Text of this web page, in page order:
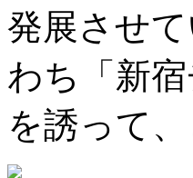
発展させ
わち「新
を誘って